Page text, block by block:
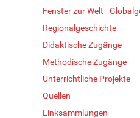
Fenster zur Welt -
Regionalgeschichte
Didaktische Zugänge
Methodische Zugänge
Unterrichtliche Projekte
Quellen
Linksammlungen